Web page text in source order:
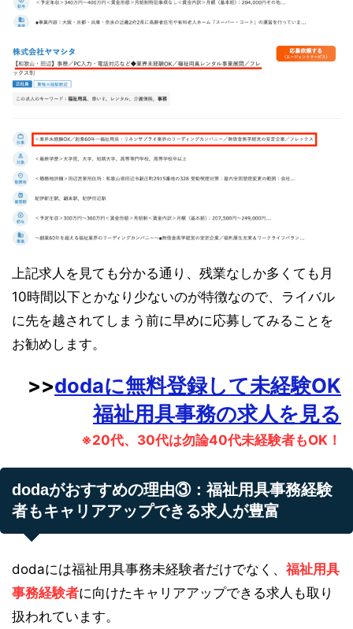
上記求人を見ても分かる通り、残業なしか多くても月
10時間以下とかなり少ないのが特徴なので、ライバル
に先を越されてしまう前に早めに応募してみることを
お勧めします。
>>dodaに無料登録して未経験OK
福祉用具事務の求人を見る
※20代、30代は勿論40代未経験者もOK！
dodaがおすすめの理由③：福祉用具事務経験
者もキャリアアップできる求人が豊富
dodaには福祉用具事務未経験者だけでなく、 福祉用具
事務経験者に向けたキャリアアップできる求人も取り
扱われています。